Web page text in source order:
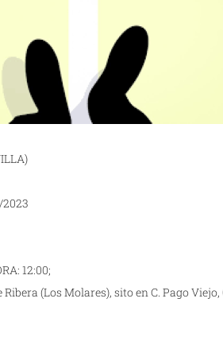
2023
12:00;
Ribera (Los Molares), sito en C. Pago Viejo,